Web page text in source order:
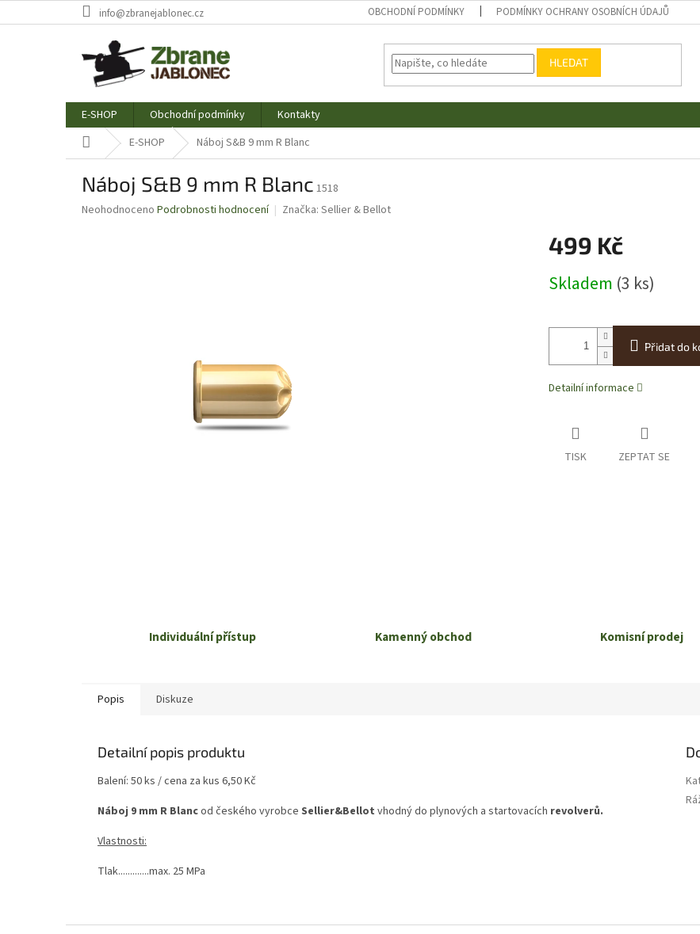
na
info@zbranejablonec.cz OBCHODNÍ PODMÍNKY PODMÍNKY OCHRANY OSOBNÍCH ÚDAJŮ
HLEDAT
E-SHOP Obchodní podmínky
Kontakty
Domů E-SHOP Náboj S&B 9 mm R Blanc
Náboj S&B 9 mm R Blanc 1518
Průměrné
Neohodnoceno Podrobnosti hodnocení Značka: Sellier & Bellot
499 Kč
cena:
Skladem (3 ks)
Přidat do
Detailní informace
TISK ZEPTAT SE
Individuální přístup Kamenný obchod Komisní prodej
Popis Diskuze
Detailní popis produktu
Balení: 50 ks / cena za kus 6,50 Kč
Náboj 9 mm R Blancod českého vyrobce Sellier&Bellot vhodný do plynových a startovacích revolverů.
Vlastnosti:
Tlak.............max. 25 MPa